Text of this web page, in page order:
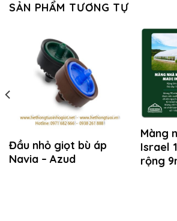
SẢN PHẨM TƯƠNG TỰ
Đầu nhỏ giọt bù áp
Navia – Azud
Màng
Israel
rộng